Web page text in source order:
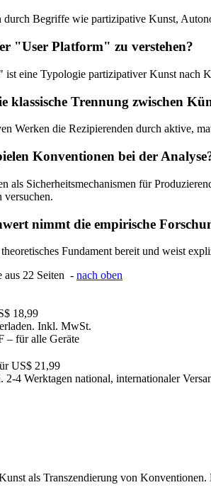
durch Begriffe wie partizipative Kunst,
"User Platform" zu verstehen?
eine Typologie partizipativer Kunst nach
klassische Trennung zwischen
Werken die Rezipierenden durch aktive,
Konventionen bei der
als Sicherheitsmechanismen für
versuchen.
nimmt die empirische
Fundament bereit und weist
aus 22 Seiten - nach oben
18,99
Inkl. MwSt.
– für alle Geräte
US$ 21,99
2-4 Werktagen national, internationaler
als Transzendierung von Konventionen.